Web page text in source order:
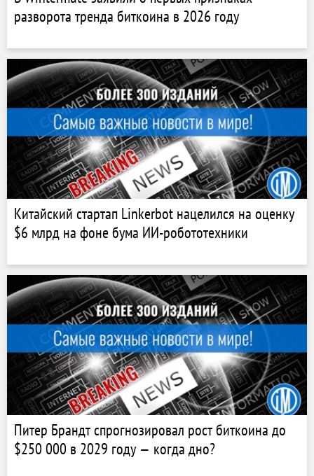
разворота тренда биткоина в 2026 году
Китайский стартап Linkerbot нацелился на оценку
$6 млрд на фоне бума ИИ-робототехники
Питер Брандт спрогнозировал рост биткоина до
$250 000 в 2029 году — когда дно?